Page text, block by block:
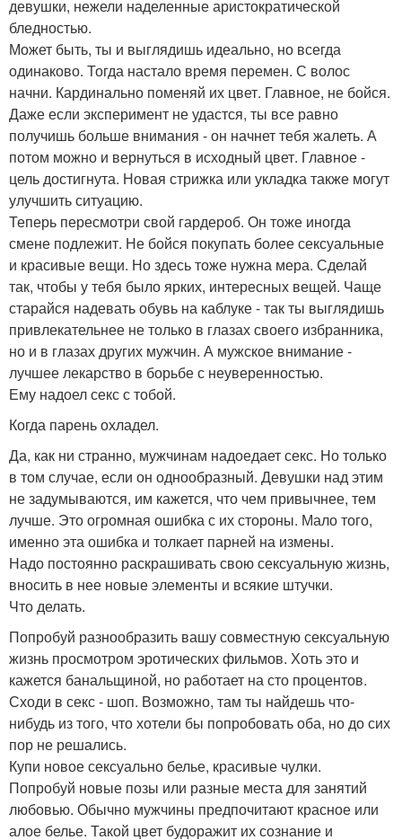
девушки, нежели наделенные аристократической
бледностью.
Может быть, ты и выглядишь идеально, но всегда
одинаково. Тогда настало время перемен. С волос
начни. Кардинально поменяй их цвет. Главное, не бойся.
Даже если эксперимент не удастся, ты все равно
получишь больше внимания - он начнет тебя жалеть. А
потом можно и вернуться в исходный цвет. Главное -
цель достигнута. Новая стрижка или укладка также могут
улучшить ситуацию.
Теперь пересмотри свой гардероб. Он тоже иногда
смене подлежит. Не бойся покупать более сексуальные
и красивые вещи. Но здесь тоже нужна мера. Сделай
так, чтобы у тебя было ярких, интересных вещей. Чаще
старайся надевать обувь на каблуке - так ты выглядишь
привлекательнее не только в глазах своего избранника,
но и в глазах других мужчин. А мужское внимание -
лучшее лекарство в борьбе с неуверенностью.
Ему надоел секс с тобой.
Когда парень охладел.
Да, как ни странно, мужчинам надоедает секс. Но только
в том случае, если он однообразный. Девушки над этим
не задумываются, им кажется, что чем привычнее, тем
лучше. Это огромная ошибка с их стороны. Мало того,
именно эта ошибка и толкает парней на измены.
Надо постоянно раскрашивать свою сексуальную жизнь,
вносить в нее новые элементы и всякие штучки.
Что делать.
Попробуй разнообразить вашу совместную сексуальную
жизнь просмотром эротических фильмов. Хоть это и
кажется банальщиной, но работает на сто процентов.
Сходи в секс - шоп. Возможно, там ты найдешь что-
нибудь из того, что хотели бы попробовать оба, но до сих
пор не решались.
Купи новое сексуально белье, красивые чулки.
Попробуй новые позы или разные места для занятий
любовью. Обычно мужчины предпочитают красное или
алое белье. Такой цвет будоражит их сознание и